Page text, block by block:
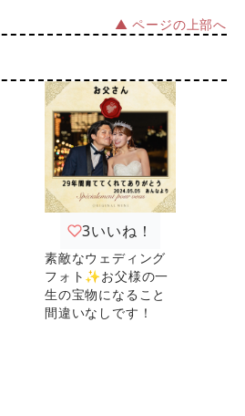
▲ ページの上部へ
3いいね！
素敵なウェディング
フォト✨お父様の一
生の宝物になること
間違いなしです！